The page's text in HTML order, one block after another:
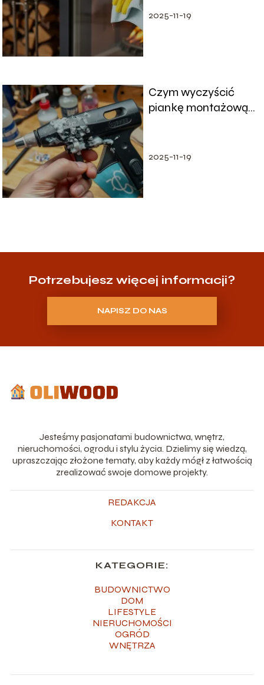
2025-11-19
Czym wyczyścić
piankę montażową?
2025-11-19
Potrzebujesz więcej informacji?
NAPISZ DO NAS
Jesteśmy pasjonatami budownictwa, wnętrz,
nieruchomości, ogrodu i stylu życia. Dzielimy się wiedzą,
upraszczając złożone tematy, aby każdy mógł z łatwością
zrealizować swoje domowe projekty.
REDAKCJA
KONTAKT
KATEGORIE:
BUDOWNICTWO
DOM
LIFESTYLE
NIERUCHOMOŚCI
OGRÓD
WNĘTRZA